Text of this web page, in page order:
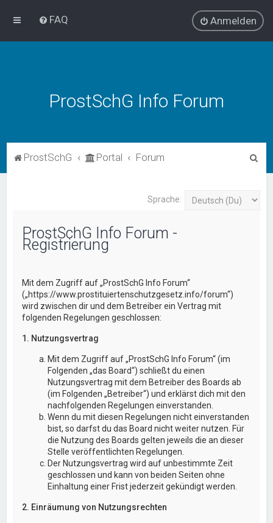
FAQ Anmelden
ProstSchG Info Forum
ProstSchG Portal Forum
Sprache:
ProstSchG Info Forum -
Registrierung
Mit dem Zugriff auf „ProstSchG Info Forum“
(„https://www.prostituiertenschutzgesetz.info/forum“)
wird zwischen dir und dem Betreiber ein Vertrag mit
folgenden Regelungen geschlossen:
1. Nutzungsvertrag
Mit dem Zugriff auf „ProstSchG Info Forum“ (im
Folgenden „das Board“) schließt du einen
Nutzungsvertrag mit dem Betreiber des Boards ab
(im Folgenden „Betreiber“) und erklärst dich mit den
nachfolgenden Regelungen einverstanden.
Wenn du mit diesen Regelungen nicht einverstanden
bist, so darfst du das Board nicht weiter nutzen. Für
die Nutzung des Boards gelten jeweils die an dieser
Stelle veröffentlichten Regelungen.
Der Nutzungsvertrag wird auf unbestimmte Zeit
geschlossen und kann von beiden Seiten ohne
Einhaltung einer Frist jederzeit gekündigt werden.
2. Einräumung von Nutzungsrechten